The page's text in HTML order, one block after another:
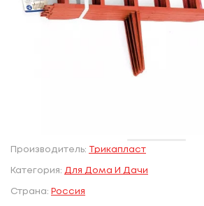
Производитель: Трикапласт
Категория: Для Дома И Дачи
Страна: Россия